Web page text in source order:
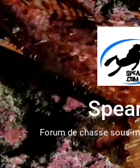
Forum de chasse sous-